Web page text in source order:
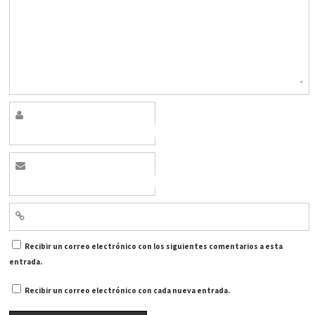
Recibir un correo electrónico con los siguientes comentarios a esta
entrada.
Recibir un correo electrónico con cada nueva entrada.